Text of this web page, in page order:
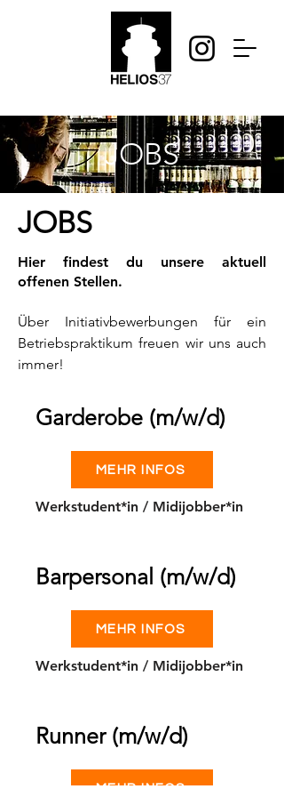
JOBS
JOBS
Hier findest du unsere aktuell
offenen Stellen.
Über Initiativbewerbungen für ein
Betriebspraktikum freuen wir uns auch
immer!
Garderobe (m/w/d)
MEHR INFOS
Werkstudent*in / Midijobber*in
Barpersonal (m/w/d)
MEHR INFOS
Werkstudent*in / Midijobber*in
Runner (m/w/d)
MEHR INFOS